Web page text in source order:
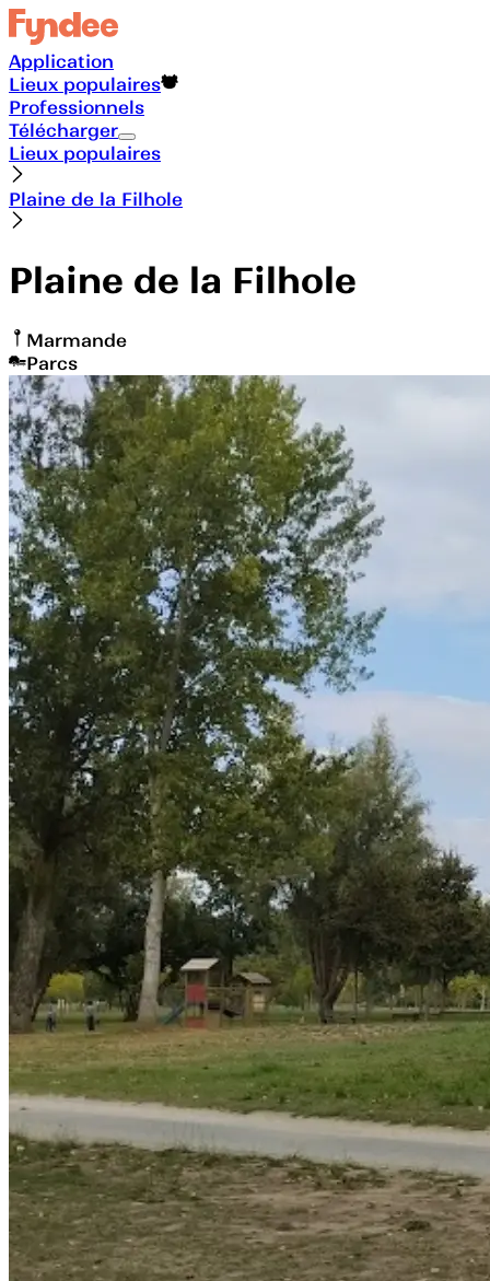
Application
Lieux populaires
Professionnels
Télécharger
Lieux populaires
Plaine de la Filhole
Plaine de la Filhole
Marmande
Parcs